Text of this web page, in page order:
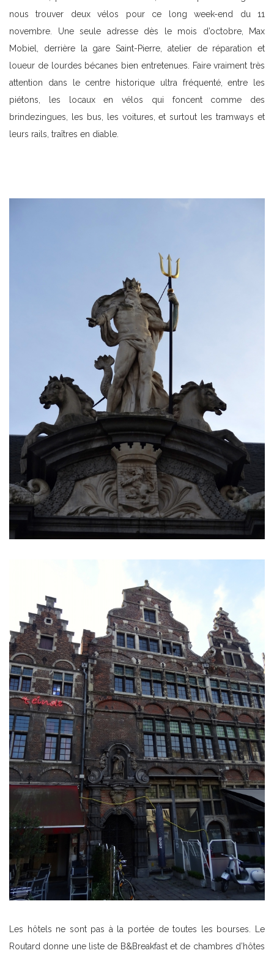
nous trouver deux vélos pour ce long week-end du 11
novembre. Une seule adresse dès le mois d’octobre, Max
Mobiel, derrière la gare Saint-Pierre, atelier de réparation et
loueur de lourdes bécanes bien entretenues. Faire vraiment très
attention dans le centre historique ultra fréquenté, entre les
piétons, les locaux en vélos qui foncent comme des
brindezingues, les bus, les voitures, et surtout les tramways et
leurs rails, traîtres en diable.
Les hôtels ne sont pas à la portée de toutes les bourses. Le
Routard donne une liste de B&Breakfast et de chambres d’hôtes